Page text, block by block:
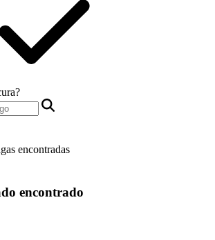
encontradas
encontrado